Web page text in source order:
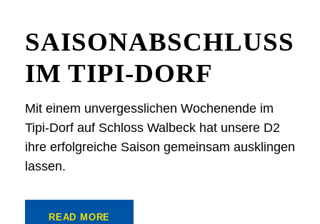
SAISONABSCHLUSS
IM TIPI-DORF
Mit einem unvergesslichen Wochenende im
Tipi-Dorf auf Schloss Walbeck hat unsere D2
ihre erfolgreiche Saison gemeinsam ausklingen
lassen.
READ MORE